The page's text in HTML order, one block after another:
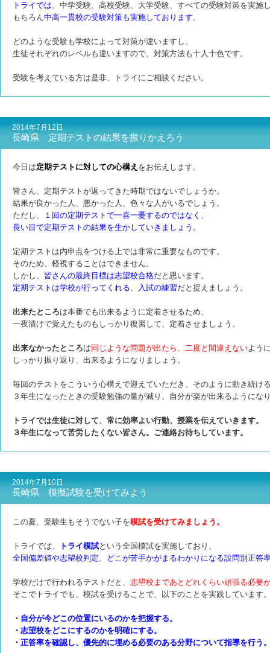
トライでは、中学受験、高校受験、大学受験、すべての受験対策を実施
もちろん中高一貫校の受験対策も実施しております。
どのような受験も学校によって対策が違いますし、
生徒それぞれのレベルも違いますので、 対策方法も十人十色です。
受験を考えている方は是非、トライにご相談ください。
2014年7月12日
長崎県 定期テストの結果を振りかえろう
今日は定期テストに対しての心構え をお伝えします。
皆さん、定期テストが返ってきた時期ではないでしょうか。
結果が良かった人、悪かった人、色々な人がいるでしょう。
ただし、
１回の定期テストで一喜一憂するのではなく、
長い目で定期テストの結果を生かしていきましょう。
定期テストは内申点をつける上では非常に重要なものです。
そのため、軽視することはできません。
しかし、 皆さんの最終目標は志望校合格だと思います。
定期テストは学校が行ってくれる、入試の練習だと捉えましょう。
出来たところは本番でも出来るように定着させるため、
一夜漬けで覚えたものもしっかり復習して、定着させましょう。
出来なかったところは 同じような問題が出たら、二度と間違えないよう
しっかり振り返り、出来るようになりましょう。
毎回のテストをこういう心構えで迎えていただき、そのように動き続け
３年生になったときの受験勉強の量が減り、自分が楽が出来るようにな
トライでは生徒に対して、常に効率よい行動、授業を伝えていきます。
３年生になって苦労したくない皆さん。ご連絡お待ちしています。
2014年7月10日
長崎県 模擬試験を受けてみよう
この夏、受験生もそうでない子を模試を受けてみましょう。
トライでは、 トライ模試という全国模試を実施しており、
全国偏差値や志望校判定、どこが苦手かがまるわかりになる設問別正答
学校だけで行われるテストだと、 志望校まであとどれくらい頑張る必要
そこでトライでも、 模試を受けることで、以下のことを実践しています
・自分が今どこの位置にいるのかを把握する。
・志望校をどこにするのかを明確にする。
・正答率を確認し、優先的に埋める必要のある分野について指導を行う